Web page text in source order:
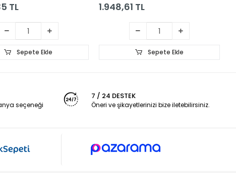
TL
Sepete Ekle
1.948,61 TL
Sepete Ekle
seçeneği
7 / 24 DESTEK
Öneri ve şikayetlerinizi bize iletebilirsiniz.